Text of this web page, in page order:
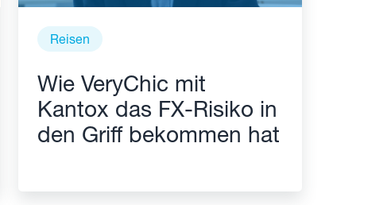
Reisen
Wie VeryChic mit
Kantox das FX-Risiko in
den Griff bekommen hat